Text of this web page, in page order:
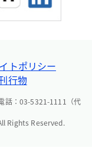
トポリシー
行物
話：03-5321-1111（代
Rights Reserved.